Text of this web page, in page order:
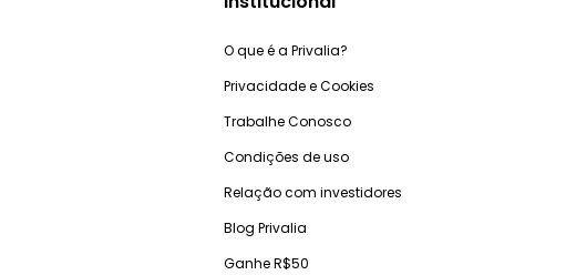
O que é a Privalia?
Privacidade e Cookies
Trabalhe Conosco
Condições de uso
Relação com investidores
Blog Privalia
Ganhe R$50